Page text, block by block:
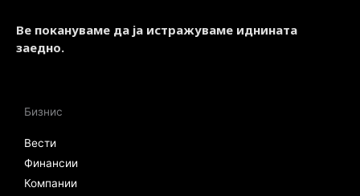
Ве покануваме да ја истражуваме иднината
заедно.
Бизнис
Вести
Финансии
Компании